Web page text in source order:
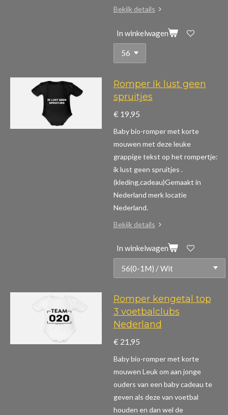
Bekijk details
In winkelwagen
Romper Ik lust geen
spruitjes
€ 19,95
Baby bio-romper met korte
mouwen met deze leuke
grappige tekst op het rompertje:
ik lust geen spruitjes .
(kleding,cadeau)Gemaakt in
Nederland merk locatie
Nederland.
Bekijk details
In winkelwagen
Romper kengetal top
3 voetbalclubs
Nederland
€ 21,95
Baby bio-romper met korte
mouwen Leuk om aan jonge
ouders van een baby cadeau te
geven als deze van voetbal
houden en dan wel de